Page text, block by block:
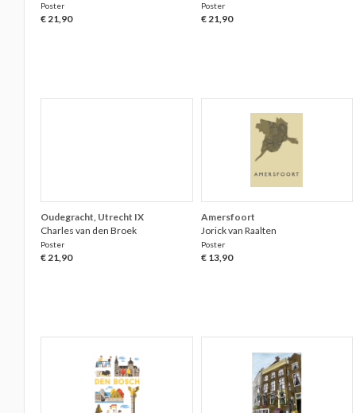
Poster
€ 21,90
Poster
€ 21,90
Oudegracht, Utrecht IX
Charles van den Broek
Poster
€ 21,90
Amersfoort
Jorick van Raalten
Poster
€ 13,90